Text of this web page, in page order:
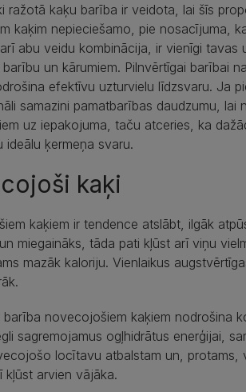
ražotā kaķu barība ir veidota, lai šīs
kaķim nepieciešamo, pie nosacījuma,
abu veidu kombinācija, ir vienīgi
barību un kārumiem. Pilnvērtīgai barībai
efektīvu uzturvielu līdzsvaru. Ja
samazini pamatbarības daudzumu,
uz iepakojuma, taču atceries, ka
ideālu ķermeņa svaru.
kaķi
kaķiem ir tendence atslābt, ilgāk
miegaināks, tāda pati kļūst arī viņu
mazāk kaloriju. Vienlaikus
barība novecojošiem kaķiem nodrošina
sagremojamus ogļhidrātus enerģijai,
locītavu atbalstam un, protams,
kļūst arvien vājāka.